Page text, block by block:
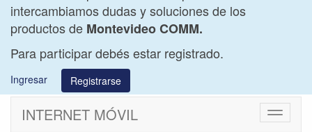
intercambiamos dudas y soluciones de los
productos de Montevideo COMM.
Para participar debés estar registrado.
Ingresar Registrarse
Cambiar
INTERNET MÓVIL